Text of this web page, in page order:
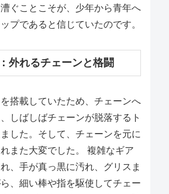
ぐことこそが、少年から青年へ
プであると信じていたのです。
外れるチェーンと格闘
搭載していたため、チェーンへ
しばしばチェーンが脱落するト
した。そして、チェーンを元に
また大変でした。 複雑なギア
、手が真っ黒に汚れ、グリスま
、細い棒や指を駆使してチェー